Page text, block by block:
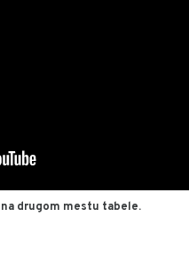
drugom mestu tabele.